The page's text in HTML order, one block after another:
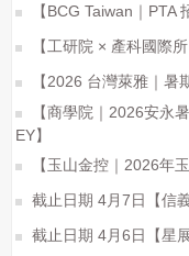
【BCG Taiwan｜PTA
【工研院 × 產科國際
【2026 台灣萊雅｜暑
【商學院｜2026安永
EY】
【玉山金控｜2026年
截止日期 4月7日【信
截止日期 4月6日【星